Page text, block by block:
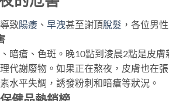
致陽痿 、 早洩甚至謝頂脫髮 ，各位男
暗瘡、色斑。晚10點到淩晨2點是皮
代謝廢物。如果正在熬夜，皮膚也在
水平失調，誘發粉刺和暗瘡等狀況。